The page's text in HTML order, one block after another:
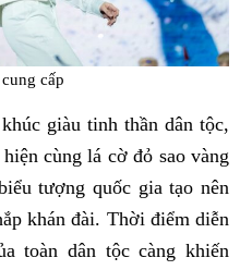
cấp
giàu tinh thần dân tộc,
cùng lá cờ đỏ sao vàng
tượng quốc gia tạo nên
khán đài. Thời điểm diễn
toàn dân tộc càng khiến